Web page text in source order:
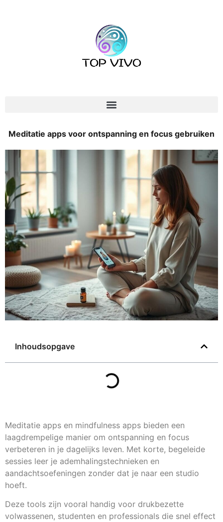
Meditatie apps voor ontspanning en focus gebruiken
Inhoudsopgave
Meditatie apps en mindfulness apps bieden een
laagdrempelige manier om ontspanning en focus
verbeteren in je dagelijks leven. Met korte, begeleide
sessies leer je ademhalingstechnieken en
aandachtsoefeningen zonder dat je naar een studio
hoeft.
Deze tools zijn vooral handig voor drukbezette
volwassenen, studenten en professionals die snel effect